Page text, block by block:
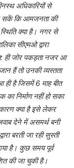
अधिकारियों से
सकें कि आमजनता की
क्या है। नगर से
सीएमओ द्वारा
ही जोर पकड़ता नजर आ
हैं तो उनकी व्यस्तता
है जिसमें 6 माह बीत
निर्माण नहीं हो सका
क्या है इसे लेकर
देने में असमर्थ बनी
बरती जा रही सुस्ती
है। कुछ समय पूर्व
की जा चुकी है।